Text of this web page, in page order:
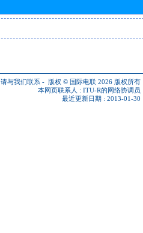
请与我们联系 - 版权 © 国际电联 2026 版权所有
本网页联系人 : ITU-R的网络协调员
最近更新日期 : 2013-01-30